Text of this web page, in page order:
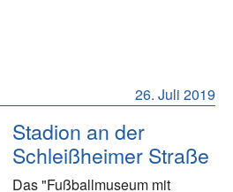
26. Juli 2019
Stadion an der
Schleißheimer Straße
Das "Fußballmuseum mit